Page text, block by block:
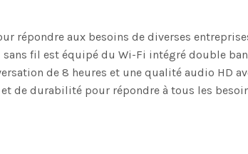
répondre aux besoins de diverses
fil est équipé du Wi-Fi intégré double
de 8 heures et une qualité audio HD
de durabilité pour répondre à tous les